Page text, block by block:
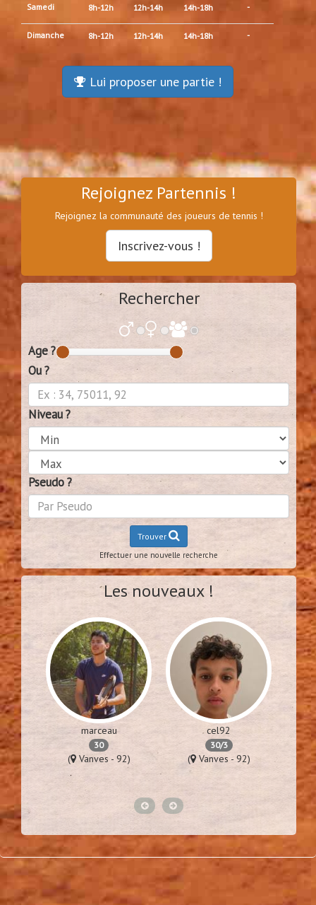
Samedi 8h-12h 12h-14h 14h-18h -
Dimanche 8h-12h 12h-14h 14h-18h -
Lui proposer une partie !
Rejoignez Partennis !
Rejoignez la communauté des joueurs de tennis !
Inscrivez-vous !
Rechercher
Age ?
Ou ?
Niveau ?
Pseudo ?
Trouver
Effectuer une nouvelle recherche
Les nouveaux !
marceau
30
( Vanves - 92)
cel92
30/3
( Vanves - 92)